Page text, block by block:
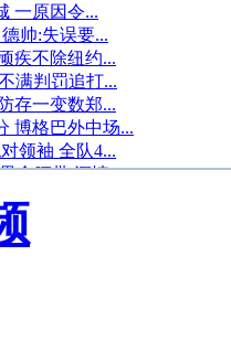
一原因令...
帅:失误要...
疾不除纽约...
满判罚追打...
存一变数郑...
博格巴外中场...
领袖 全队4...
金腰带 深情...
登榜 张常宁...
球未必出...
帅书豪或成交...
我战术的人根...
杀 皇马2-...